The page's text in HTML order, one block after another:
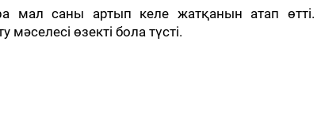
мал саны артып келе жатқанын атап өтті.
өзекті бола түсті.